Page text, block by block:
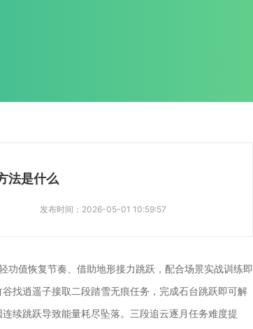
法是什么
发布时间： 2026-05-01 10:59:57
功值恢复节奏、借助地形接力跳跃，配合场景实战训练即
找逍遥子接取二段踏雪无痕任务，完成石台跳跃即可解
续跳跃导致能量耗尽坠落。三段追云逐月任务难度提